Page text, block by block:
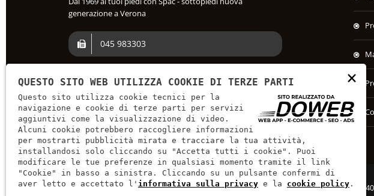
generazione a Verona
045 983303
+39 045 982 251
spac@spac.it
SPAC S.r.l. - P.IVA:
×
QUESTO SITO WEB UTILIZZA COOKIE DI TERZE PARTI
Questo sito utilizza cookie tecnici per la
navigazione e cookie di terze parti per servizi
aggiuntivi come la visualizzazione di video.
Alcuni cookie potrebbero raccogliere informazioni
per mostrarti pubblicità mirata e tracciare la tua attività,
installandosi solo cliccando su "Accetta tutti i cookie". Puoi
modificare le tue preferenze in qualsiasi momento tramite il link
"Cookie" in basso a sinistra. Cliccando su un pulsante confermi di
aver letto e accettato l' informativa sulla privacy e la cookie policy .